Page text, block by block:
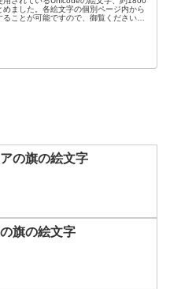
めました。各絵文字の個別ページ内から
ことが可能ですので、御覧ください。
の旗の絵文字
旗の絵文字